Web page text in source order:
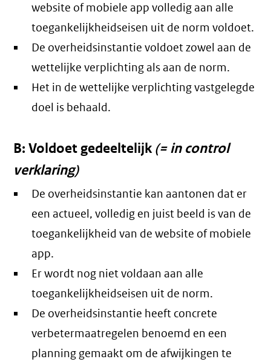
website of mobiele app volledig aan alle
toegankelijkheidseisen uit de norm voldoet.
De overheidsinstantie voldoet zowel aan de
wettelijke verplichting als aan de norm.
Het in de wettelijke verplichting vastgelegde
doel is behaald.
B: Voldoet gedeeltelijk(= in control
verklaring)
De overheidsinstantie kan aantonen dat er
een actueel, volledig en juist beeld is van de
toegankelijkheid van de website of mobiele
app.
Er wordt nog niet voldaan aan alle
toegankelijkheidseisen uit de norm.
De overheidsinstantie heeft concrete
verbetermaatregelen benoemd en een
planning gemaakt om de afwijkingen te